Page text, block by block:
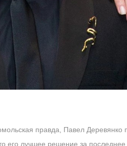
правда, Павел
лучшее решение за